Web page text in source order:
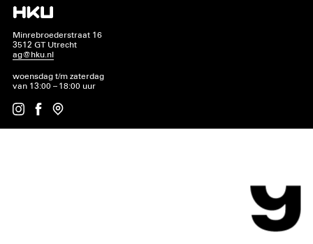
Minrebroederstraat 16
3512 GT Utrecht
ag@hku.nl
woensdag t/m zaterdag
van 13:00 – 18:00 uur